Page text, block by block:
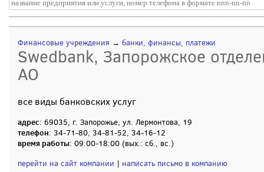
Финансовые учреждения → банки, финансы, платежи
Swedbank, Запорожское
АО
все виды банковских услуг
адрес: 69035, г. Запорожье, ул. Лермонтова, 19
телефон: 34-71-80, 34-81-52, 34-16-12
время работы: 09:00-18:00 (вых.: сб., вс.)
перейти на сайт компании | написать письмо в компанию